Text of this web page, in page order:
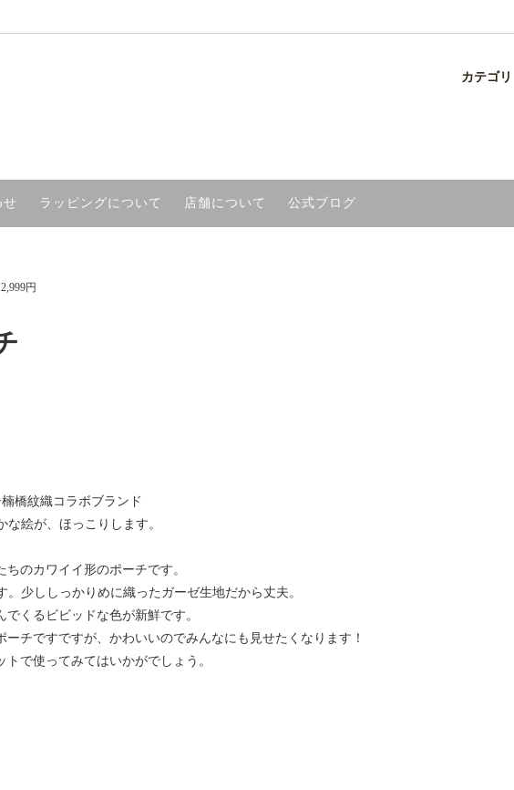
カテゴリ
マスク
せ ラッピングについて 店舗について 公式ブログ
円
橋紋織コラボブランド
絵が、ほっこりします。
のカワイイ形のポーチです。
少ししっかりめに織ったガーゼ生地だから丈夫。
くるビビッドな色が新鮮です。
チですですが、かわいいのでみんなにも見せたくなります！
で使ってみてはいかがでしょう。